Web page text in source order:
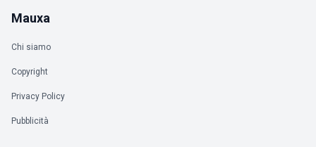
Mauxa
Chi siamo
Copyright
Privacy Policy
Pubblicità